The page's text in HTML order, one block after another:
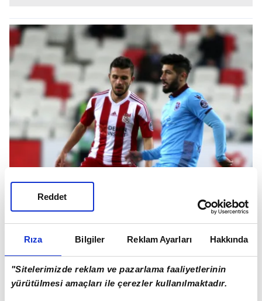
Rıza Bilgiler Reklam Ayarları Hakkında
"Sitelerimizde reklam ve pazarlama faaliyetlerinin
yürütülmesi amaçları ile çerezler kullanılmaktadır.
Reddet